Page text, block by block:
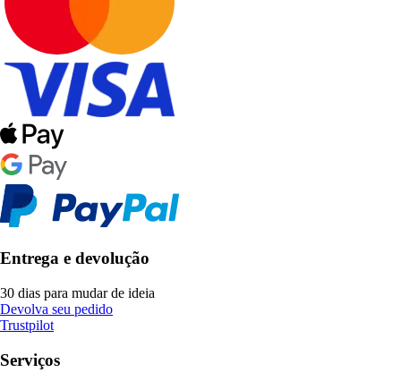
Entrega e devolução
30 dias para mudar de ideia
Devolva seu pedido
Trustpilot
Serviços